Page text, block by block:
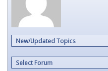
New/Updated Topics
Select Forum